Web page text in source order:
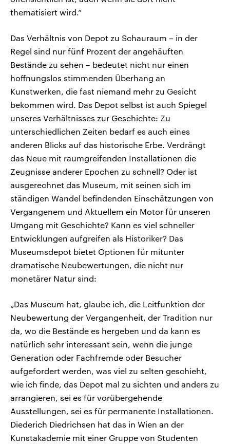
thematisiert wird.“
Das Verhältnis von Depot zu Schauraum – in der
Regel sind nur fünf Prozent der angehäuften
Bestände zu sehen – bedeutet nicht nur einen
hoffnungslos stimmenden Überhang an
Kunstwerken, die fast niemand mehr zu Gesicht
bekommen wird. Das Depot selbst ist auch Spiegel
unseres Verhältnisses zur Geschichte: Zu
unterschiedlichen Zeiten bedarf es auch eines
anderen Blicks auf das historische Erbe. Verdrängt
das Neue mit raumgreifenden Installationen die
Zeugnisse anderer Epochen zu schnell? Oder ist
ausgerechnet das Museum, mit seinen sich im
ständigen Wandel befindenden Einschätzungen von
Vergangenem und Aktuellem ein Motor für unseren
Umgang mit Geschichte? Kann es viel schneller
Entwicklungen aufgreifen als Historiker? Das
Museumsdepot bietet Optionen für mitunter
dramatische Neubewertungen, die nicht nur
monetärer Natur sind:
„Das Museum hat, glaube ich, die Leitfunktion der
Neubewertung der Vergangenheit, der Tradition nur
da, wo die Bestände es hergeben und da kann es
natürlich sehr interessant sein, wenn die junge
Generation oder Fachfremde oder Besucher
aufgefordert werden, was viel zu selten geschieht,
wie ich finde, das Depot mal zu sichten und anders zu
arrangieren, sei es für vorübergehende
Ausstellungen, sei es für permanente Installationen.
Diederich Diedrichsen hat das in Wien an der
Kunstakademie mit einer Gruppe von Studenten